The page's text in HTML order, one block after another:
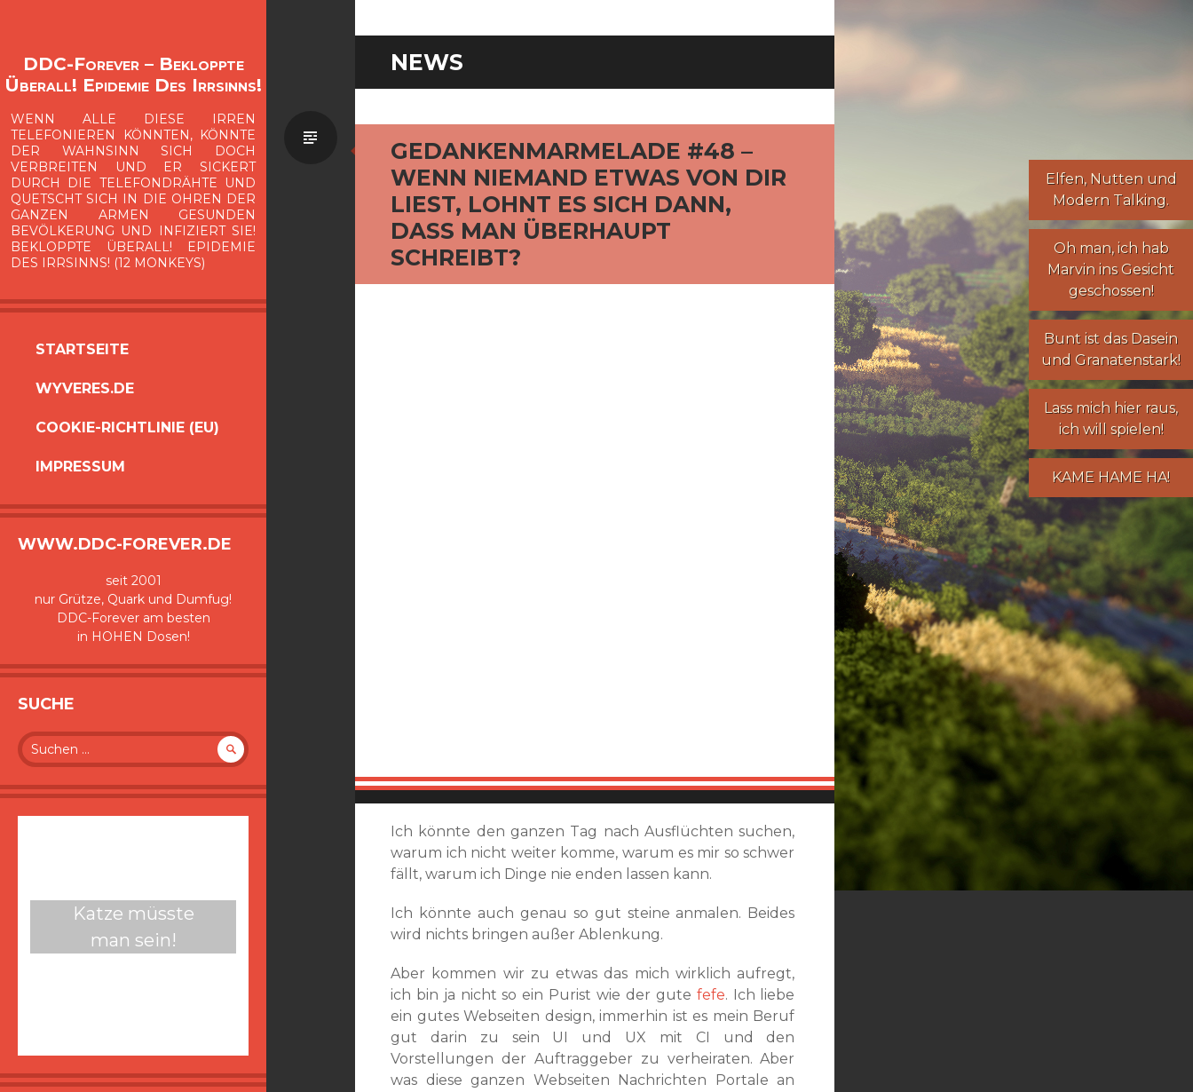
DDC-Forever – Bekloppte
Überall! Epidemie Des Irrsinns!
WENN ALLE DIESE IRREN
TELEFONIEREN KÖNNTEN, KÖNNTE
DER WAHNSINN SICH DOCH
VERBREITEN UND ER SICKERT
DURCH DIE TELEFONDRÄHTE UND
QUETSCHT SICH IN DIE OHREN DER
GANZEN ARMEN GESUNDEN
BEVÖLKERUNG UND INFIZIERT SIE!
BEKLOPPTE ÜBERALL! EPIDEMIE
DES IRRSINNS! (12 MONKEYS)
SPRINGEN
STARTSEITE
WYVERES.DE
COOKIE-RICHTLINIE (EU)
IMPRESSUM
WWW.DDC-FOREVER.DE
seit 2001
nur Grütze, Quark und Dumfug!
DDC-Forever am besten
in HOHEN Dosen!
SUCHE
Suche
nach:
Katze müsste
man sein!
Elfen, Nuttenund
Modern Talking.
Oh man, ich hab
Marvin ins Gesicht
geschossen!
Bunt ist das Dasein
und Granatenstark!
Lass mich hier raus,
ich will spielen!
KAME HAME HA!
NEWS
GEDANKENMARMELADE #48 –
WENN NIEMAND ETWAS VON DIR
LIEST, LOHNT ES SICH DANN,
DASS MAN ÜBERHAUPT
SCHREIBT?
Standard
Ich könnte den ganzen Tag nach Ausflüchten suchen,
warum ich nicht weiter komme, warum es mir so schwer
fällt, warum ich Dinge nie enden lassen kann.
Ich könnte auch genau so gut steine anmalen. Beides
wird nichts bringen außer Ablenkung.
Aber kommen wir zu etwas das mich wirklich aufregt,
ich bin ja nicht so ein Purist wie der gute fefe. Ich liebe
ein gutes Webseiten design, immerhin ist es mein Beruf
gut darin zu sein UI und UX mit CI und den
Vorstellungen der Auftraggeber zu verheiraten. Aber
was diese ganzen Webseiten Nachrichten Portale an